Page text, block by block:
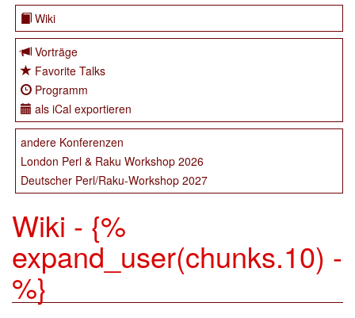
Wiki
Vorträge
Favorite Talks
Programm
als iCal exportieren
andere Konferenzen
London Perl & Raku Workshop 2026
Deutscher Perl/Raku-Workshop 2027
Wiki - {%
expand_user(chunks.10) -
%}